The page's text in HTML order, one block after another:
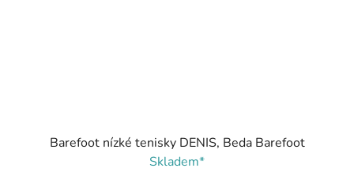
Barefoot nízké tenisky DENIS, Beda Barefoot
Skladem*